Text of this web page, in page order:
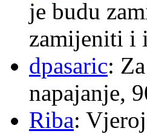
je budu
zamijeniti i
dpasaric:
napajanje,
Riba: